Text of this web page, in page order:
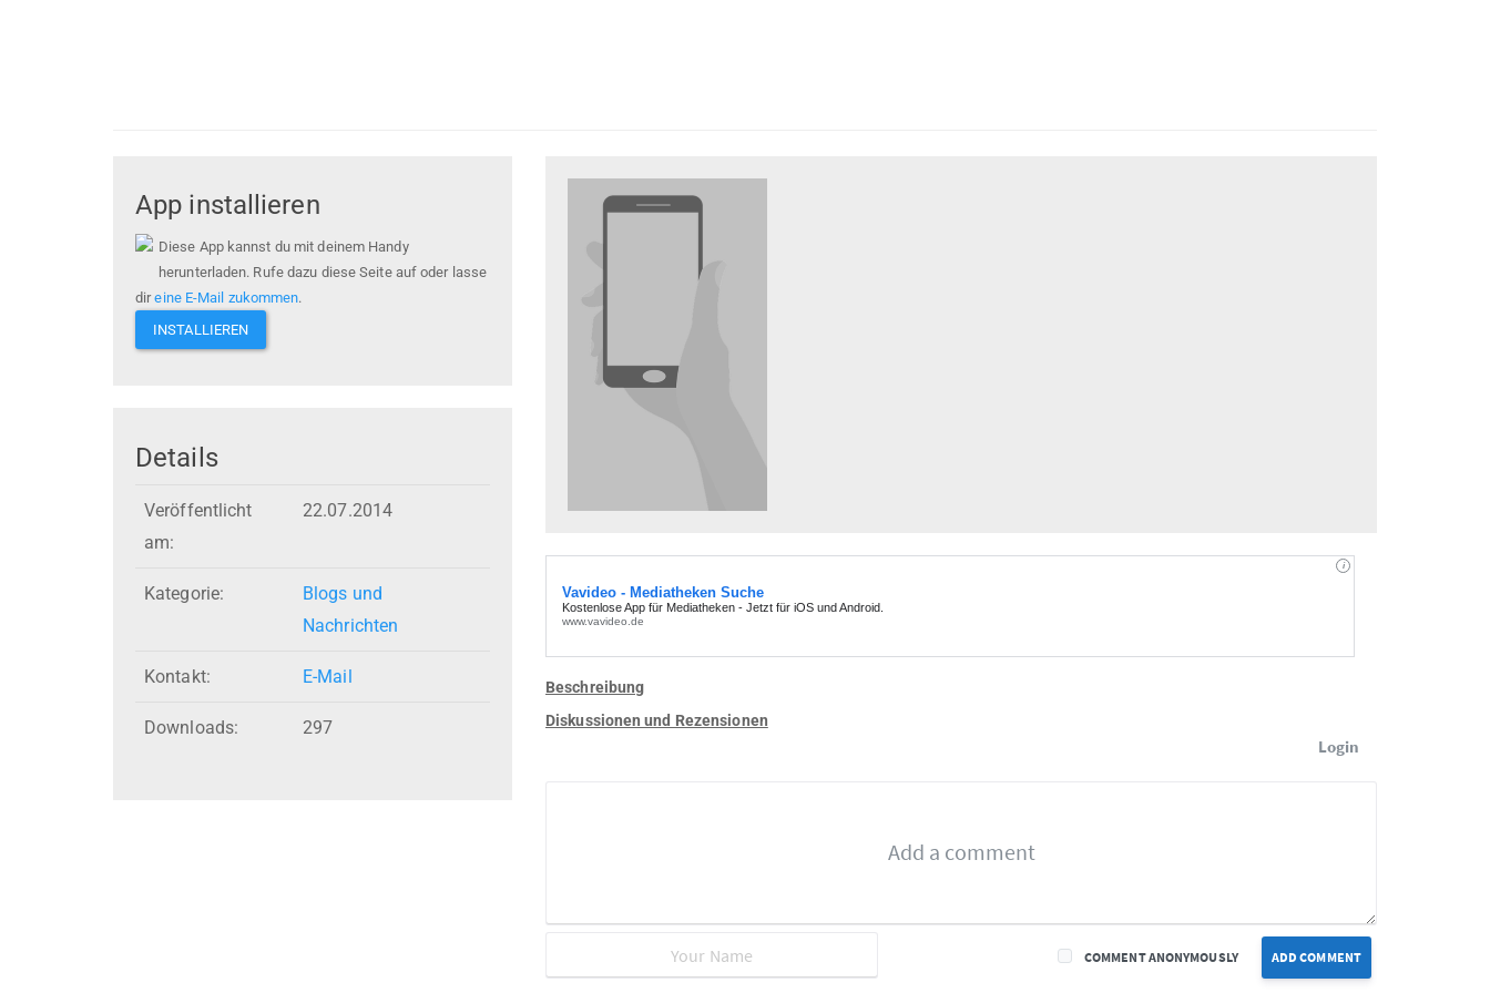
App installieren
Diese App kannst du mit deinem Handy
herunterladen. Rufe dazu diese Seite auf oder lasse
direine E-Mail zukommen.
INSTALLIEREN
Details
Veröffentlicht
am:
22.07.2014
Kategorie:
Blogs und
Nachrichten
Kontakt: E-Mail
Downloads: 297
Beschreibung
Diskussionen und Rezensionen
Login
ADD COMMENT
COMMENT ANONYMOUSLY